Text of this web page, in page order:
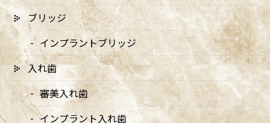
ドクターより
メッセージ
杉並区阿佐ヶ谷の歯医者「阿佐ヶ谷ことぶき歯科・矯正歯
ブリッジ
インプラントブリッジ
入れ歯
審美入れ歯
インプラント入れ歯